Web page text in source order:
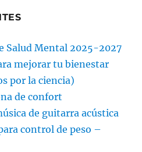
Salud Mental 2025-2027
mejorar tu bienestar
por la ciencia)
de confort
de guitarra acústica
control de peso –